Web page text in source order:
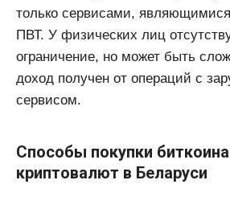
только сервисами,
ПВТ. У физических лиц
ограничение, но может быть
доход получен от операций с
сервисом.
Способы покупки
криптовалют в Беларуси